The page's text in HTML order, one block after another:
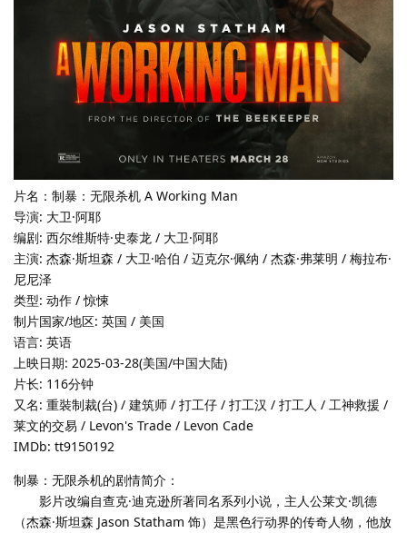
片名：制暴：无限杀机 A Working Man
导演: 大卫·阿耶
编剧: 西尔维斯特·史泰龙 / 大卫·阿耶
主演: 杰森·斯坦森 / 大卫·哈伯 / 迈克尔·佩纳 / 杰森·弗莱明 / 梅拉布·
尼尼泽
类型: 动作 / 惊悚
制片国家/地区: 英国 / 美国
语言: 英语
上映日期: 2025-03-28(美国/中国大陆)
片长: 116分钟
又名: 重裝制裁(台) / 建筑师 / 打工仔 / 打工汉 / 打工人 / 工神救援 /
莱文的交易 / Levon's Trade / Levon Cade
IMDb: tt9150192
制暴：无限杀机的剧情简介：
影片改编自查克·迪克逊所著同名系列小说，主人公莱文·凯德
（杰森·斯坦森 Jason Statham 饰）是黑色行动界的传奇人物，他放